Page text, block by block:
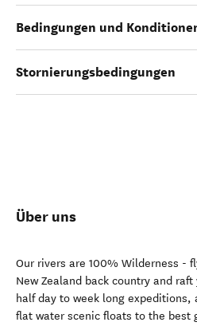
Bedingungen und
Stornierungsbedingungen
Über uns
Our rivers are 100% Wilderness -
New Zealand back country and
half day to week long expeditions,
flat water scenic floats to the best